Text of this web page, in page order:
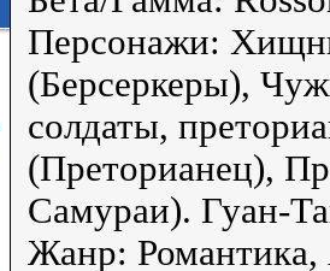
Персонажи:
(Берсеркеры),
солдаты,
(Преторианец),
Самураи). Гуан-
Жанр: Романтика,